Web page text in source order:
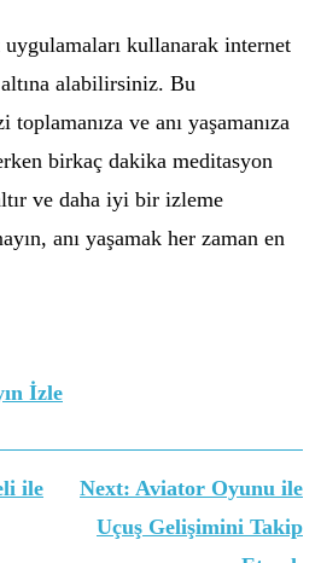
uygulamaları kullanarak internet
altına alabilirsiniz. Bu
ve anı yaşamanıza
birkaç dakika meditasyon
ve daha iyi bir izleme
anı yaşamak her zaman en
İzle
ile
Next: Aviator Oyunu ile
Uçuş Gelişimini Takip